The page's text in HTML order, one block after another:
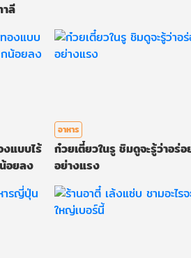
ลี
งแบบไร้
อยลง
อาหาร
ก๋วยเตี๋ยวในรู ชิมดูจะรู้ว่าอร่อ
อย่างแรง